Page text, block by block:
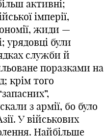
активні;
імперії,
жиди —
урядовці були
служби й
поразками на
крім того
з армії, бо було
У військових
Найбільше